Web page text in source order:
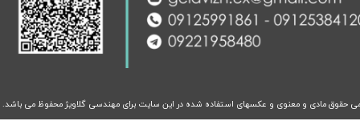
حقوق مادی و معنوی و عکسهای استفاده شده در این سایت برای مهندسی گلاویژ محفوظ می باشد.​​​​​​​